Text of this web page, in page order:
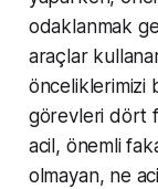
odaklanmak
araçlar
önceliklerimizi
görevleri dört
acil, önemli
olmayan, ne